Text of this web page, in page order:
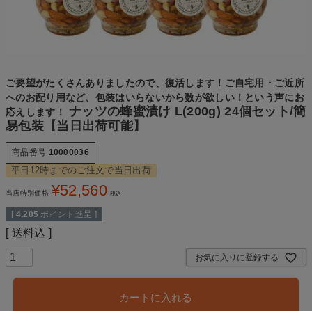
ご要望がたくさんありましたので、復活します！ご自宅用・ご近所
へのお配り用など、包装はいらないから数が欲しい！という声にお
応えします！
ナッツの蜂蜜漬け L(200g) 24個セット/簡
易包装【当日出荷可能】
商品番号 10000036
平日12時までのご注文で当日出荷
当店特別価格 ¥52,560 税込
[ 4,205 ポイント進呈 ]
送料込
お気に入りに登録する
カートに入れる